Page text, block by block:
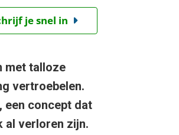
je snel in
met talloze
vertroebelen.
een concept dat
al verloren zijn.